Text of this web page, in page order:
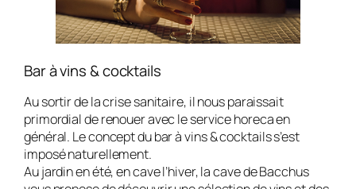
Bar à vins & cocktails
Au sortir de la crise sanitaire, il nous paraissait
primordial de renouer avec le service horeca en
général. Le concept du bar à vins & cocktails s’est
imposé naturellement.
Au jardin en été, en cave l’hiver, la cave de Bacchus